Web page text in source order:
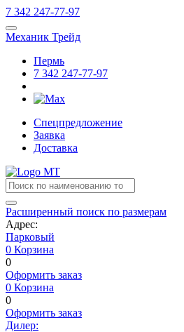
7 342 247-77-97
Механик Трейд
Пермь
7 342 247-77-97
Спецпредложение
Заявка
Доставка
Расширенный поиск по размерам
Адрес:
Парковый
0 Корзина
0
Оформить заказ
0 Корзина
0
Оформить заказ
Дилер: